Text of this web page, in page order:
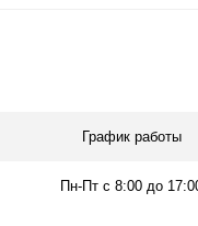
График работы
Пн-Пт с 8:00 до